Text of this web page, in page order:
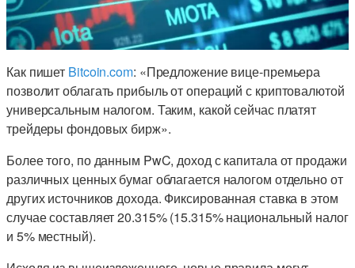
Как пишет Bitcoin.com: «Предложение вице-премьера
позволит облагать прибыль от операций с криптовалютой
универсальным налогом. Таким, какой сейчас платят
трейдеры фондовых бирж».
Более того, по данным PwC, доход с капитала от продажи
различных ценных бумаг облагается налогом отдельно от
других источников дохода. Фиксированная ставка в этом
случае составляет 20.315% (15.315% национальный налог
и 5% местный).